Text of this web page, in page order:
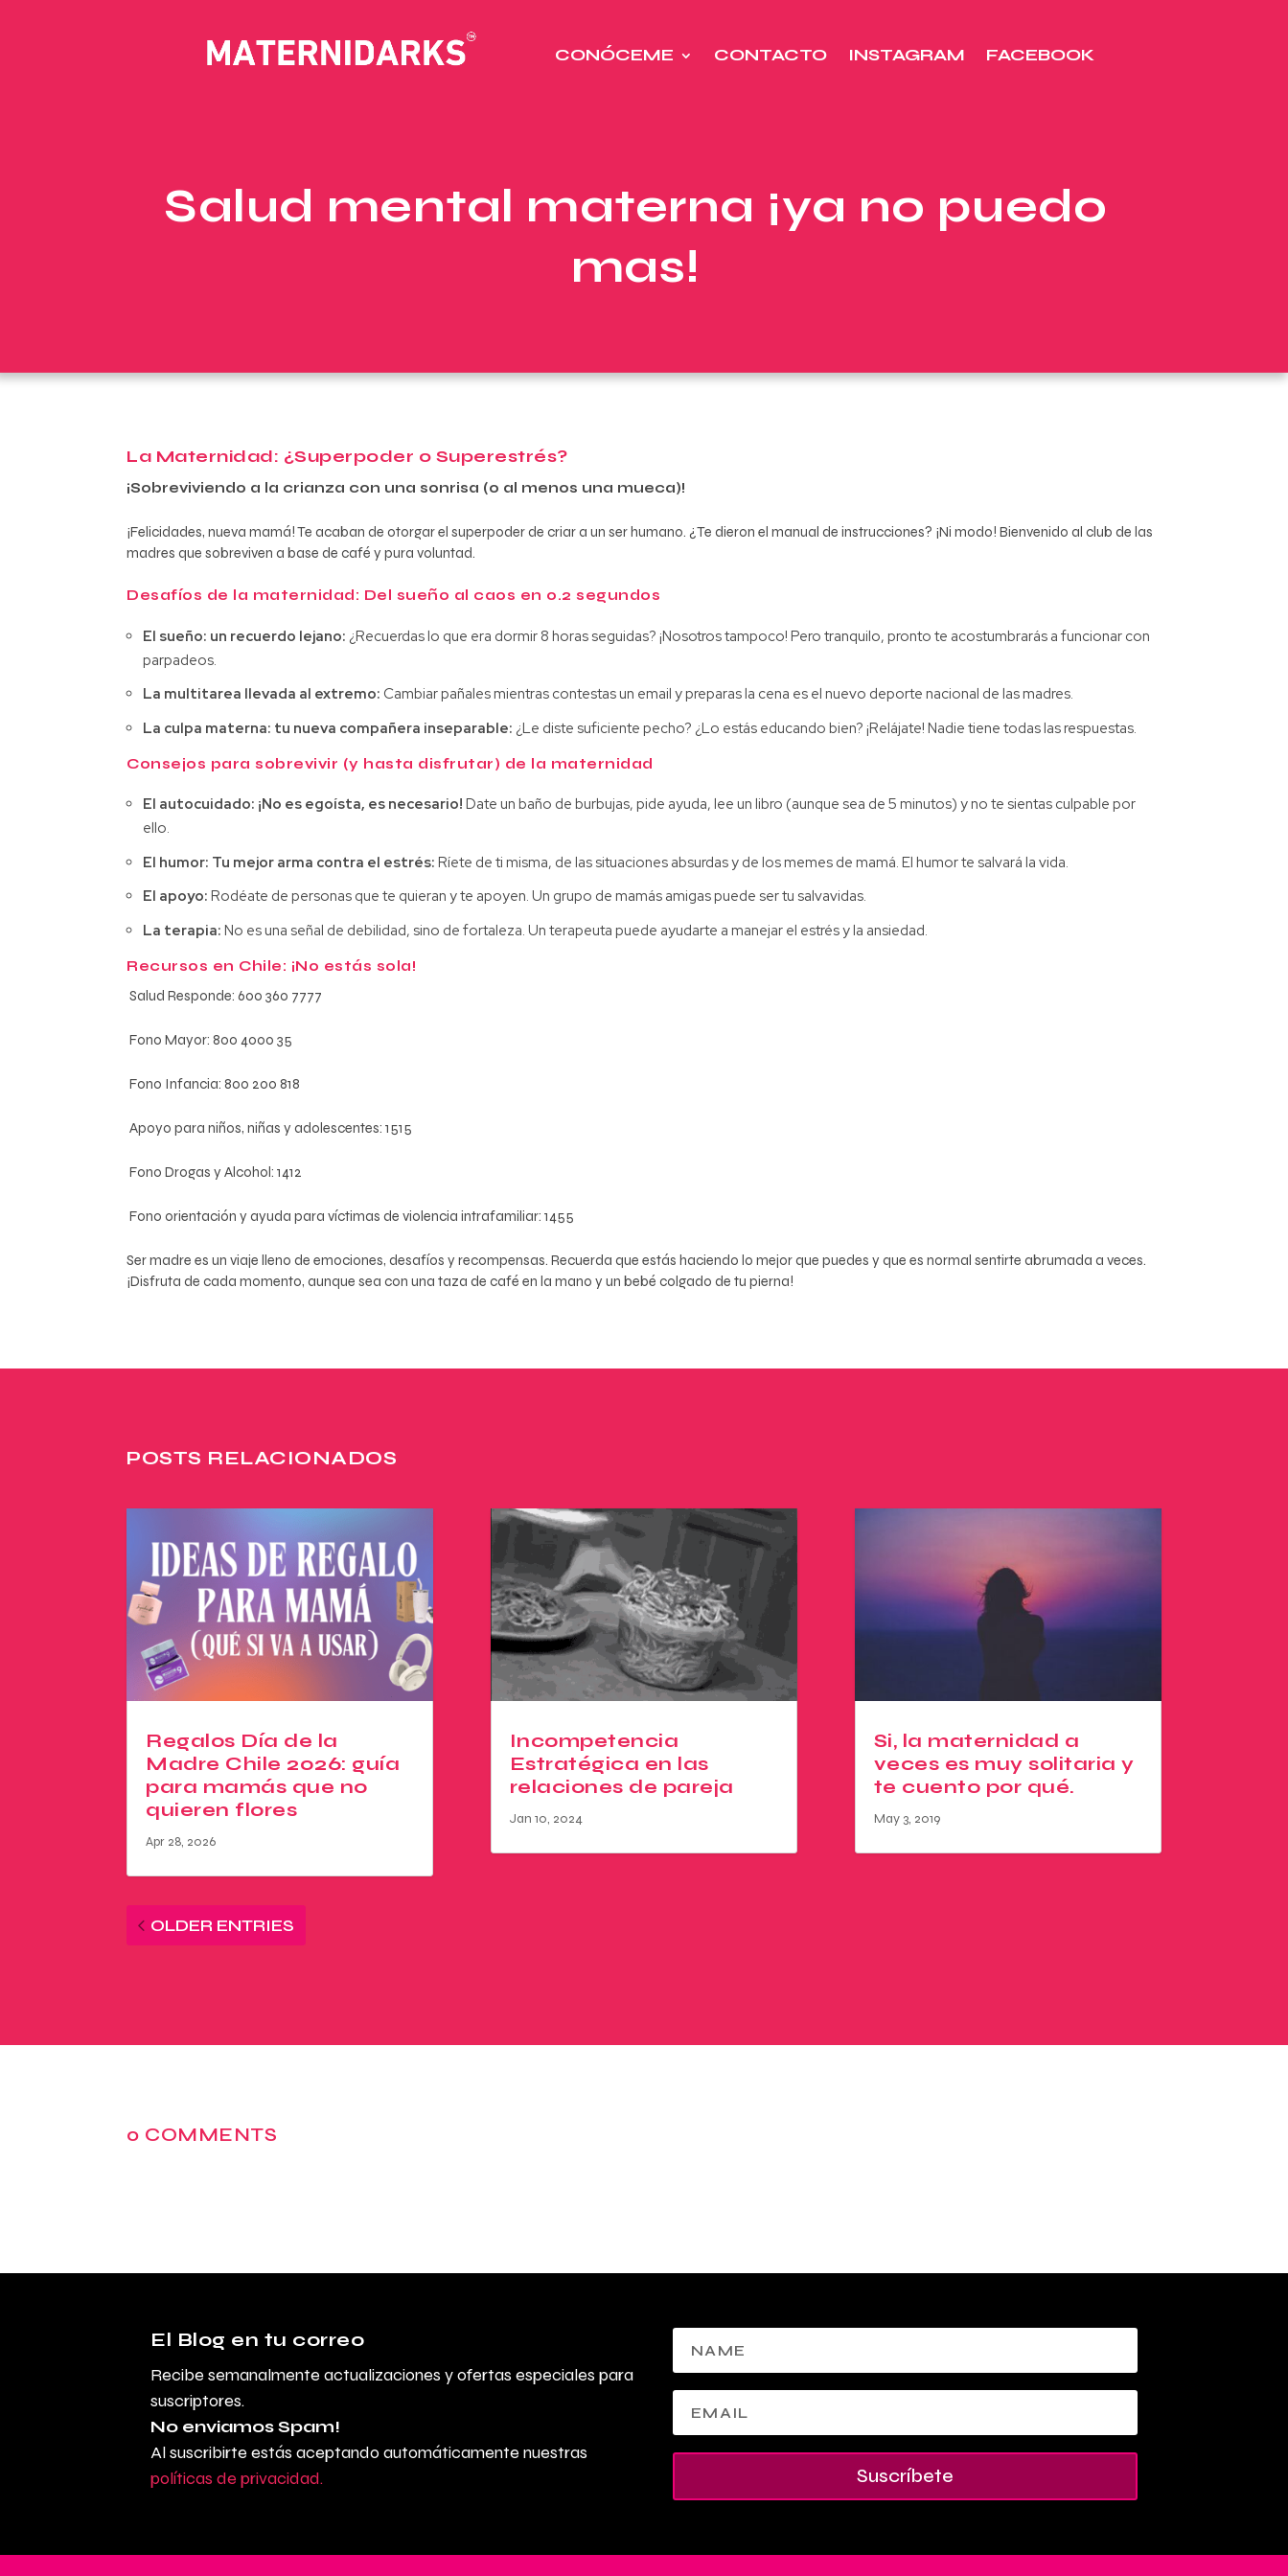
CONÓCEME CONTACTO INSTAGRAM FACEBOOK
Salud mental materna ¡ya no puedo
mas!
La Maternidad: ¿Superpoder o Superestrés?
¡Sobreviviendo a la crianza con una sonrisa (o al menos una mueca)!
¡Felicidades, nueva mamá! Te acaban de otorgar el superpoder de criar a un ser humano. ¿Te dieron el manual de instrucciones? ¡Ni modo! Bienvenido al club de las
madres que sobreviven a base de café y pura voluntad.
Desafíos de la maternidad: Del sueño al caos en 0.2 segundos
El sueño: un recuerdo lejano: ¿Recuerdas lo que era dormir 8 horas seguidas? ¡Nosotros tampoco! Pero tranquilo, pronto te acostumbrarás a funcionar con
parpadeos.
La multitarea llevada al extremo: Cambiar pañales mientras contestas un email y preparas la cena es el nuevo deporte nacional de las madres.
La culpa materna: tu nueva compañera inseparable: ¿Le diste suficiente pecho? ¿Lo estás educando bien? ¡Relájate! Nadie tiene todas las respuestas.
Consejos para sobrevivir (y hasta disfrutar) de la maternidad
El autocuidado: ¡No es egoísta, es necesario! Date un baño de burbujas, pide ayuda, lee un libro (aunque sea de 5 minutos) y no te sientas culpable por
ello.
El humor: Tu mejor arma contra el estrés: Ríete de ti misma, de las situaciones absurdas y de los memes de mamá. El humor te salvará la vida.
El apoyo: Rodéate de personas que te quieran y te apoyen. Un grupo de mamás amigas puede ser tu salvavidas.
La terapia: No es una señal de debilidad, sino de fortaleza. Un terapeuta puede ayudarte a manejar el estrés y la ansiedad.
Recursos en Chile: ¡No estás sola!
Salud Responde: 600 360 7777
Fono Mayor: 800 4000 35
Fono Infancia: 800 200 818
Apoyo para niños, niñas y adolescentes: 1515
Fono Drogas y Alcohol: 1412
Fono orientación y ayuda para víctimas de violencia intrafamiliar: 1455
Ser madre es un viaje lleno de emociones, desafíos y recompensas. Recuerda que estás haciendo lo mejor que puedes y que es normal sentirte abrumada a veces.
¡Disfruta de cada momento, aunque sea con una taza de café en la mano y un bebé colgado de tu pierna!
POSTS RELACIONADOS
Regalos Día de la
Madre Chile 2026: guía
para mamás que no
quieren flores
Apr 28, 2026
Incompetencia
Estratégica en las
relaciones de pareja
Jan 10, 2024
Si, la maternidad a
veces es muy solitaria y
te cuento por qué.
May 3, 2019
OLDER ENTRIES
0 COMMENTS
El Blog en tu correo
Recibe semanalmente actualizaciones y ofertas especiales para
suscriptores.
No enviamos Spam!
Al suscribirte estás aceptando automáticamente nuestras
políticas de privacidad.
Suscríbete